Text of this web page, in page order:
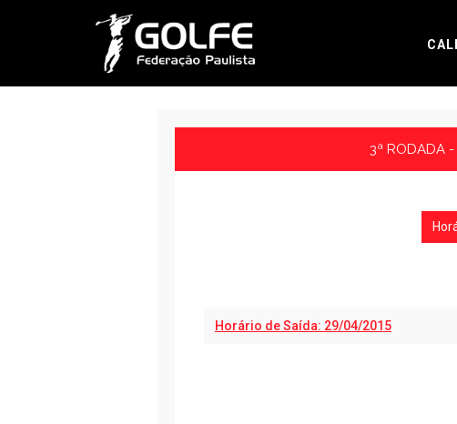
3ª RODADA -
Horário de Saída: 29/04/2015